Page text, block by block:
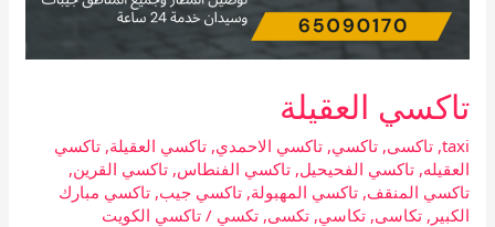
تاكسي العقيلة
taxi
,تاكسى,تاكسي,تاكسي الاحمدي,تاكسي العقيلة,تاكسي
العقيله,تاكسي الفحيحيل,تاكسي الفنطاس,تاكسي القرين,
تاكسي المنقف,تاكسي المهبولة,تاكسي جيب,تاكسي مبارك
الكبير ,تكاسى,تكاسي,تكسى,تكسي /تاكسي الكويت